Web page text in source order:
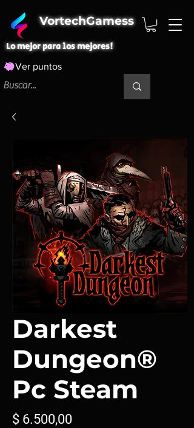
VortechGamess
Lo mejor para los mejores!
Ver puntos
Darkest
Dungeon®
Pc Steam
$ 6.500,00Precio